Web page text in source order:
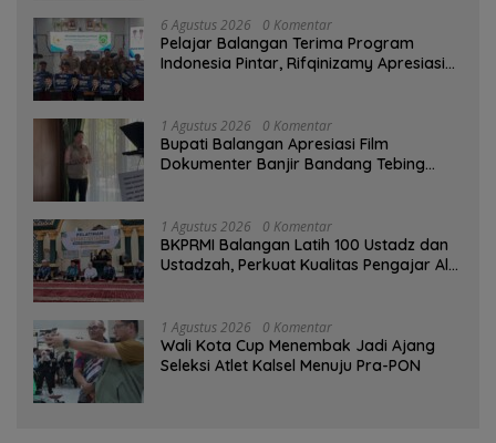
6 Agustus 2026 0 Komentar
Pelajar Balangan Terima Program
Indonesia Pintar, Rifqinizamy Apresiasi
1 Agustus 2026 0 Komentar
Bupati Balangan Apresiasi Film
Dokumenter Banjir Bandang Tebing
1 Agustus 2026 0 Komentar
BKPRMI Balangan Latih 100 Ustadz dan
Ustadzah, Perkuat Kualitas Pengajar Al-
1 Agustus 2026 0 Komentar
Wali Kota Cup Menembak Jadi Ajang
Seleksi Atlet Kalsel Menuju Pra-PON